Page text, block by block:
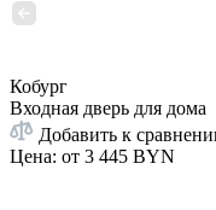
Кобург
Входная дверь для дома
Добавить к
Цена: от 3 445 BYN